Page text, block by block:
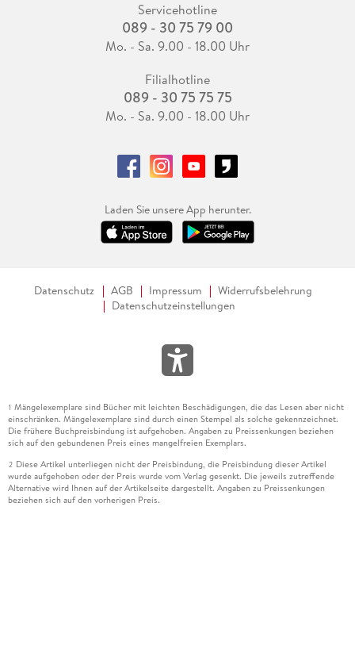
Servicehotline
089 - 30 75 79 00
Mo. - Sa. 9.00 - 18.00 Uhr
Filialhotline
089 - 30 75 75 75
Mo. - Sa. 9.00 - 18.00 Uhr
Laden Sie unsere App herunter.
Datenschutz AGB Impressum
Widerrufsbelehrung
Datenschutzeinstellungen
1 Mängelexemplare sind Bücher mit leichten Beschädigungen, die das Lesen aber nicht
einschränken. Mängelexemplare sind durch einen Stempel als solche gekennzeichnet.
Die frühere Buchpreisbindung ist aufgehoben. Angaben zu Preissenkungen beziehen
sich auf den gebundenen Preis eines mangelfreien Exemplars.
2 Diese Artikel unterliegen nicht der Preisbindung, die Preisbindung dieser Artikel
wurde aufgehoben oder der Preis wurde vom Verlag gesenkt. Die jeweils zutreffende
Alternative wird Ihnen auf der Artikelseite dargestellt. Angaben zu Preissenkungen
beziehen sich auf den vorherigen Preis.